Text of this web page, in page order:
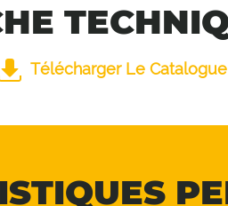
Télécharger Le Catalogue